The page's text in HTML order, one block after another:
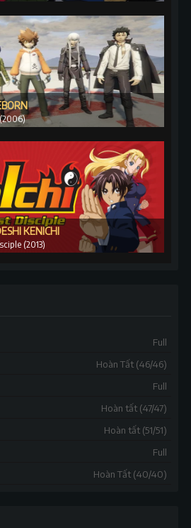
KENICHI
(2013)
Full
Hoàn Tất (46/46)
Full
Hoàn tất (47/47)
Hoàn tất (51/51)
Full
Hoàn Tất (40/40)